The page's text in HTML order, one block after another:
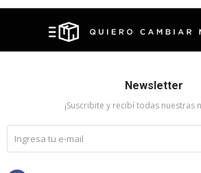
Newsletter
¡Suscribite y recibí todas nuestras